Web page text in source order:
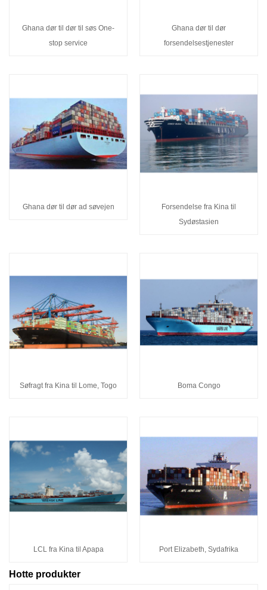
Ghana dør til dør til søs One-
stop service
Ghana dør til dør
forsendelsestjenester
Ghana dør til dør ad søvejen
Forsendelse fra Kina til
Sydøstasien
Søfragt fra Kina til Lome, Togo Boma Congo
LCL fra Kina til Apapa Port Elizabeth, Sydafrika
Hotte produkter